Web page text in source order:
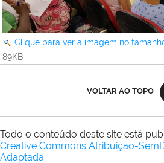
Clique para ver a imagem no
89KB
VOLTAR AO TOPO
Todo o conteúdo deste site está
Creative Commons Atribuição-
Adaptada.